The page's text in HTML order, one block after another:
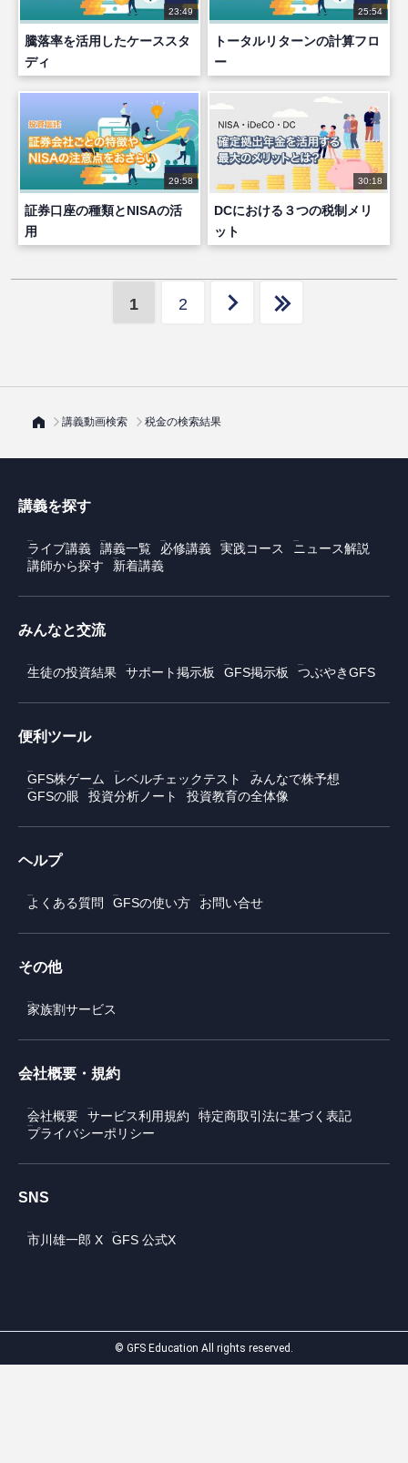
23:49
騰落率を活用したケーススタ
ディ
25:54
トータルリターンの計算フロ
ー
29:58
証券口座の種類とNISAの活
用
30:18
DCにおける３つの税制メリ
ット
1 2
講義動画検索 税金の検索結果
講義を探す
ライブ講義 講義一覧 必修講義 実践コース
ニュース解説
講師から探す
新着講義
みんなと交流
生徒の投資結果 サポート掲示板 GFS掲示板 つぶやきGFS
便利ツール
GFS株ゲーム レベルチェックテスト
みんなで株予想
GFSの眼
投資分析ノート 投資教育の全体像
ヘルプ
よくある質問 GFSの使い方 お問い合せ
その他
家族割サービス
会社概要・規約
会社概要 サービス利用規約
特定商取引法に基づく表記
プライバシーポリシー
SNS
市川雄一郎 X GFS 公式X
© GFS Education All rights reserved.